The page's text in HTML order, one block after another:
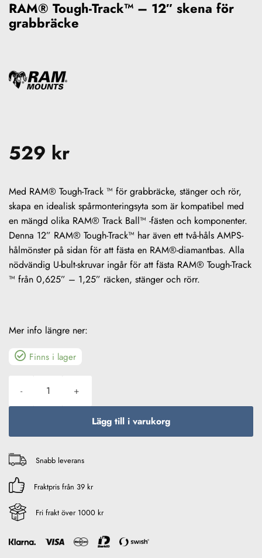
RAM® Tough-Track™ – 12″ skena för
grabbräcke
529 kr
Med RAM® Tough-Track ™ för grabbräcke, stänger och rör,
skapa en idealisk spårmonteringsyta som är kompatibel med
en mängd olika RAM® Track Ball™ -fästen och komponenter.
Denna 12” RAM® Tough-Track™ har även ett två-håls AMPS-
hålmönster på sidan för att fästa en RAM®-diamantbas. Alla
nödvändig U-bult-skruvar ingår för att fästa RAM® Tough-Track
™ från 0,625” – 1,25” räcken, stänger och rörr.
Mer info längre ner:
Finns i lager
Lägg till i varukorg
Snabb leverans
Fraktpris från 39 kr
Fri frakt över 1000 kr